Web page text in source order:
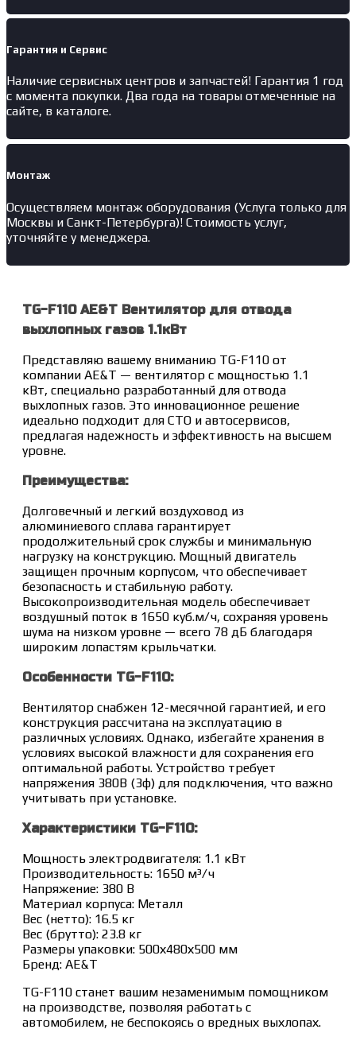
Гарантия и Сервис
Наличие сервисных центров и запчастей! Гарантия 1 год
с момента покупки. Два года на товары отмеченные на
сайте, в каталоге.
Монтаж
Осуществляем монтаж оборудования (Услуга только для
Москвы и Санкт-Петербурга)! Стоимость услуг,
уточняйте у менеджера.
TG-F110 AE&T Вентилятор для отвода
выхлопных газов 1.1кВт
Представляю вашему вниманию TG-F110 от
компании AE&T — вентилятор с мощностью 1.1
кВт, специально разработанный для отвода
выхлопных газов. Это инновационное решение
идеально подходит для СТО и автосервисов,
предлагая надежность и эффективность на высшем
уровне.
Преимущества:
Долговечный и легкий воздуховод из
алюминиевого сплава гарантирует
продолжительный срок службы и минимальную
нагрузку на конструкцию. Мощный двигатель
защищен прочным корпусом, что обеспечивает
безопасность и стабильную работу.
Высокопроизводительная модель обеспечивает
воздушный поток в 1650 куб.м/ч, сохраняя уровень
шума на низком уровне — всего 78 дБ благодаря
широким лопастям крыльчатки.
Особенности TG-F110:
Вентилятор снабжен 12-месячной гарантией, и его
конструкция рассчитана на эксплуатацию в
различных условиях. Однако, избегайте хранения в
условиях высокой влажности для сохранения его
оптимальной работы. Устройство требует
напряжения 380В (3ф) для подключения, что важно
учитывать при установке.
Характеристики TG-F110:
Мощность электродвигателя: 1.1 кВт
Производительность: 1650 м³/ч
Напряжение: 380 В
Материал корпуса: Металл
Вес (нетто): 16.5 кг
Вес (брутто): 23.8 кг
Размеры упаковки: 500х480х500 мм
Бренд: AE&T
TG-F110 станет вашим незаменимым помощником
на производстве, позволяя работать с
автомобилем, не беспокоясь о вредных выхлопах.